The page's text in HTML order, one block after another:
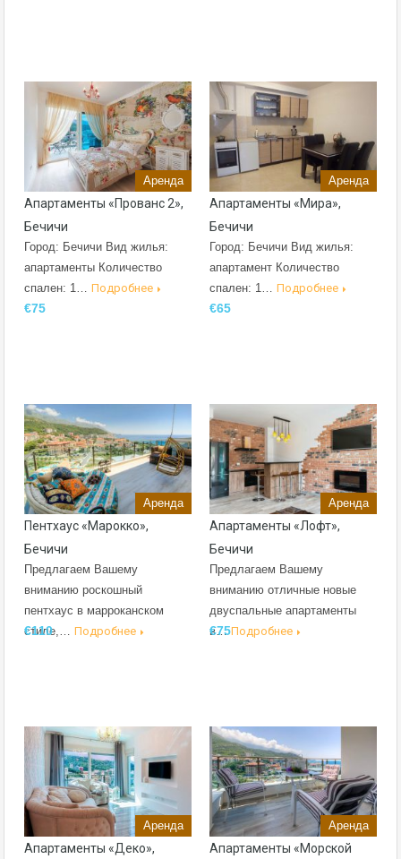
Аренда
Апартаменты «Прованс 2»,
Бечичи
Город: Бечичи Вид жилья:
апартаменты Количество
спален: 1… Подробнее
€75
Аренда
Апартаменты «Мира»,
Бечичи
Город: Бечичи Вид жилья:
апартамент Количество
спален: 1… Подробнее
€65
Аренда
Пентхаус «Марокко»,
Бечичи
Предлагаем Вашему
вниманию роскошный
пентхаус в марроканском
стиле,… Подробнее
€110
Аренда
Апартаменты «Лофт»,
Бечичи
Предлагаем Вашему
вниманию отличные новые
двуспальные апартаменты
в…Подробнее
€75
Аренда
Апартаменты «Деко»,
Аренда
Апартаменты «Морской